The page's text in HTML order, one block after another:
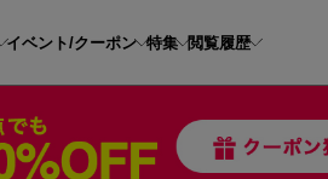
イベント/クーポン 特集 閲覧履歴